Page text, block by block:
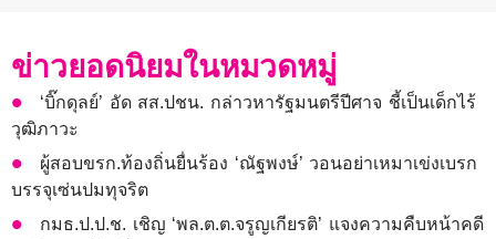
ข่าวยอดนิยมในหมวดหมู่
‘บิ๊กดุลย์’ อัด สส.ปชน. กล่าวหารัฐมนตรีปีศาจ ชี้เป็นเด็กไร้
วุฒิภาวะ
ผู้สอบขรก.ท้องถิ่นยื่นร้อง ‘ณัฐพงษ์’ วอนอย่าเหมาเข่งเบรก
บรรจุเซ่นปมทุจริต
กมธ.ป.ป.ช. เชิญ ‘พล.ต.ต.จรูญเกียรติ’ แจงความคืบหน้าคดี